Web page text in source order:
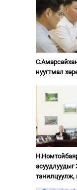
нуугтмал
асуудлуудыг